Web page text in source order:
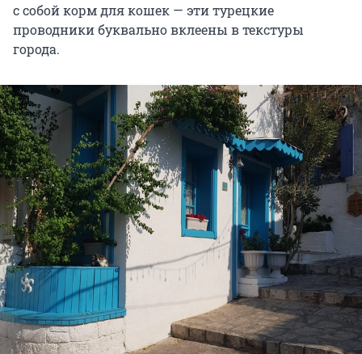
с собой корм для кошек — эти турецкие
проводники буквально вклеены в текстуры
города.